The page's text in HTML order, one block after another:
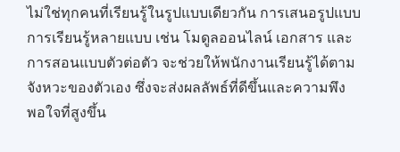
ไม่ใช่ทุกคนที่เรียนรู้ในรูปแบบเดียวกัน การเสนอรูปแบบ
การเรียนรู้หลายแบบ เช่น โมดูลออนไลน์ เอกสาร และ
การสอนแบบตัวต่อตัว จะช่วยให้พนักงานเรียนรู้ได้ตาม
จังหวะของตัวเอง ซึ่งจะส่งผลลัพธ์ที่ดีขึ้นและความพึง
พอใจที่สูงขึ้น